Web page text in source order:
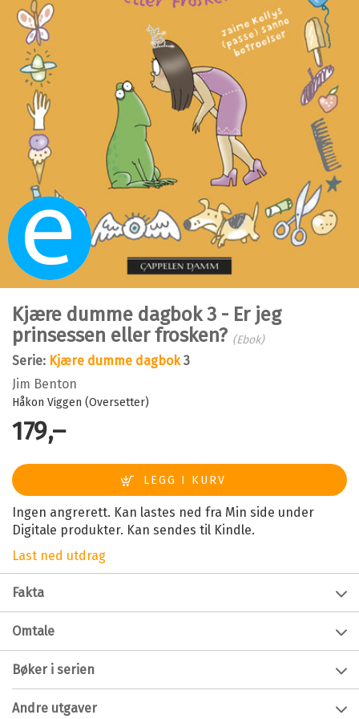
Ebok
Kjære dumme dagbok 3 - Er jeg
prinsessen eller frosken? (Ebok)
Serie: Kjære dumme dagbok3
Jim Benton
Håkon Viggen (Oversetter)
179,–
Ingen angrerett. Kan lastes ned fra Min side under
Digitale produkter. Kan sendes til Kindle.
Last ned utdrag
Fakta
Forfatter:
Innbinding:
Alder: 9 - 12
Omtale
Jamie er forelsket i Hudson. En viss-person-for-ekkel-
Bøker i serien
Andre utgaver